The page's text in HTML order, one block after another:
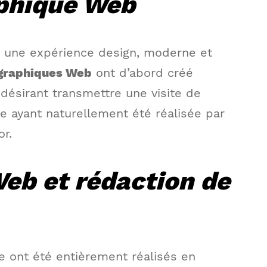
expérience design, moderne et
Web ont d’abord créé
transmettre une visite de
ayant naturellement été réalisée par
et rédaction de
ont été entièrement réalisés en